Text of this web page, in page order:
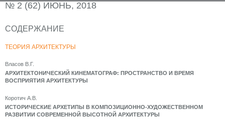
№ 2 (62) ИЮНЬ, 2018
СОДЕРЖАНИЕ
ТЕОРИЯ АРХИТЕКТУРЫ
Власов В.Г.
АРХИТЕКТОНИЧЕСКИЙ КИНЕМАТОГРАФ: ПРОСТРАНСТВО И ВРЕМЯ
ВОСПРИЯТИЯ АРХИТЕКТУРЫ
Коротич А.В.
ИСТОРИЧЕСКИЕ АРХЕТИПЫ В КОМПОЗИЦИОННО-ХУДОЖЕСТВЕННОМ
РАЗВИТИИ СОВРЕМЕННОЙ ВЫСОТНОЙ АРХИТЕКТУРЫ